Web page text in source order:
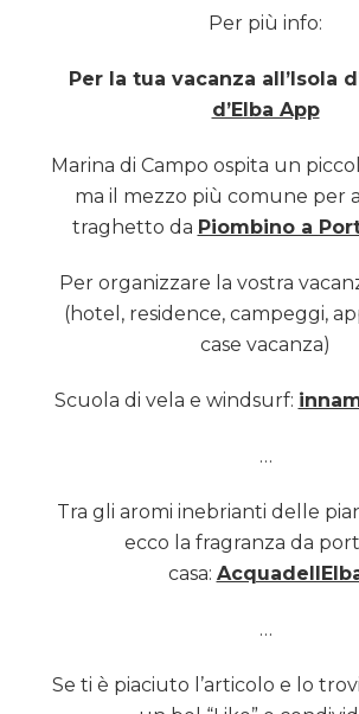
Per più info:
Per la tua vacanza all’Isola
d’Elba App
Marina di Campo ospita un
ma il mezzo più comune per
traghetto da Piombino a
Per organizzare la vostra
(hotel, residence, campeggi,
case vacanza)
Scuola di vela e windsurf:
…
Tra gli aromi inebrianti delle
ecco la fragranza da
casa:
…
Se ti è piaciuto l’articolo e lo